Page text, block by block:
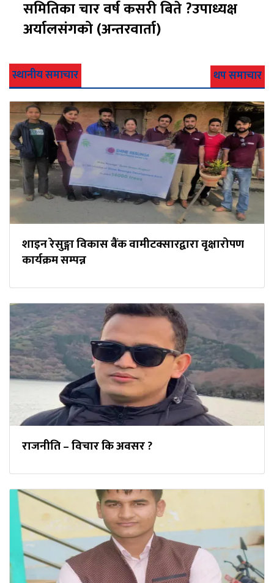
समितिका चार वर्ष कसरी बिते ?उपाध्यक्ष
अर्यालसंंगको (अन्तरवार्ता)
स्थानीय समाचार थप समाचार
शाइन रेसुङ्गा विकास बैंक वामीटक्सारद्वारा वृक्षारोपण
कार्यक्रम सम्पन्न
राजनीति – विचार कि अवसर ?